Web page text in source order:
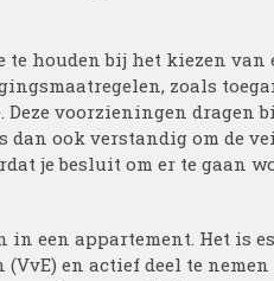
houden bij het kiezen van
zoals
voorzieningen dragen
dan ook verstandig om de
je besluit om er te gaan
een appartement. Het is
en actief deel te